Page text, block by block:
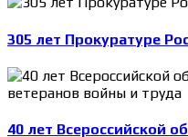
305 лет Прокуратуре
40 лет Всероссийской